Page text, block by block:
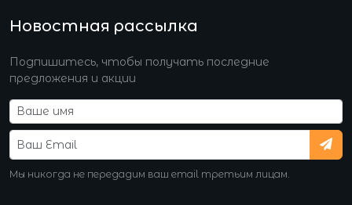
Новостная рассылка
Подпишитесь, чтобы получать последние
предложения и акции
Мы никогда не передадим ваш email третьим лицам.